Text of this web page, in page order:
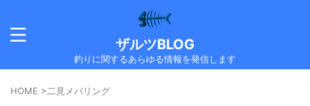
ザルツBLOG
釣りに関するあらゆる情報を発信します
HOME >二見メバリング